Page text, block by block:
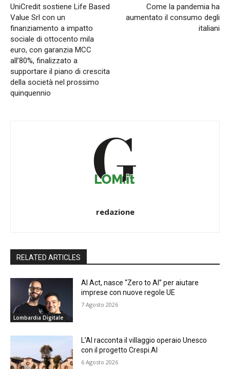
UniCredit sostiene Life Based
Value Srl con un
finanziamento a impatto
sociale di ottocento mila
euro, con garanzia MCC
all’80%, finalizzato a
supportare il piano di crescita
della società nel prossimo
quinquennio
Come la pandemia ha
aumentato il consumo degli
italiani
redazione
RELATED ARTICLES
Lombardia Digitale
AI Act, nasce “Zero to AI” per aiutare
imprese con nuove regole UE
7 Agosto 2026
L’AI racconta il villaggio operaio Unesco
con il progetto Crespi.AI
6 Agosto 2026